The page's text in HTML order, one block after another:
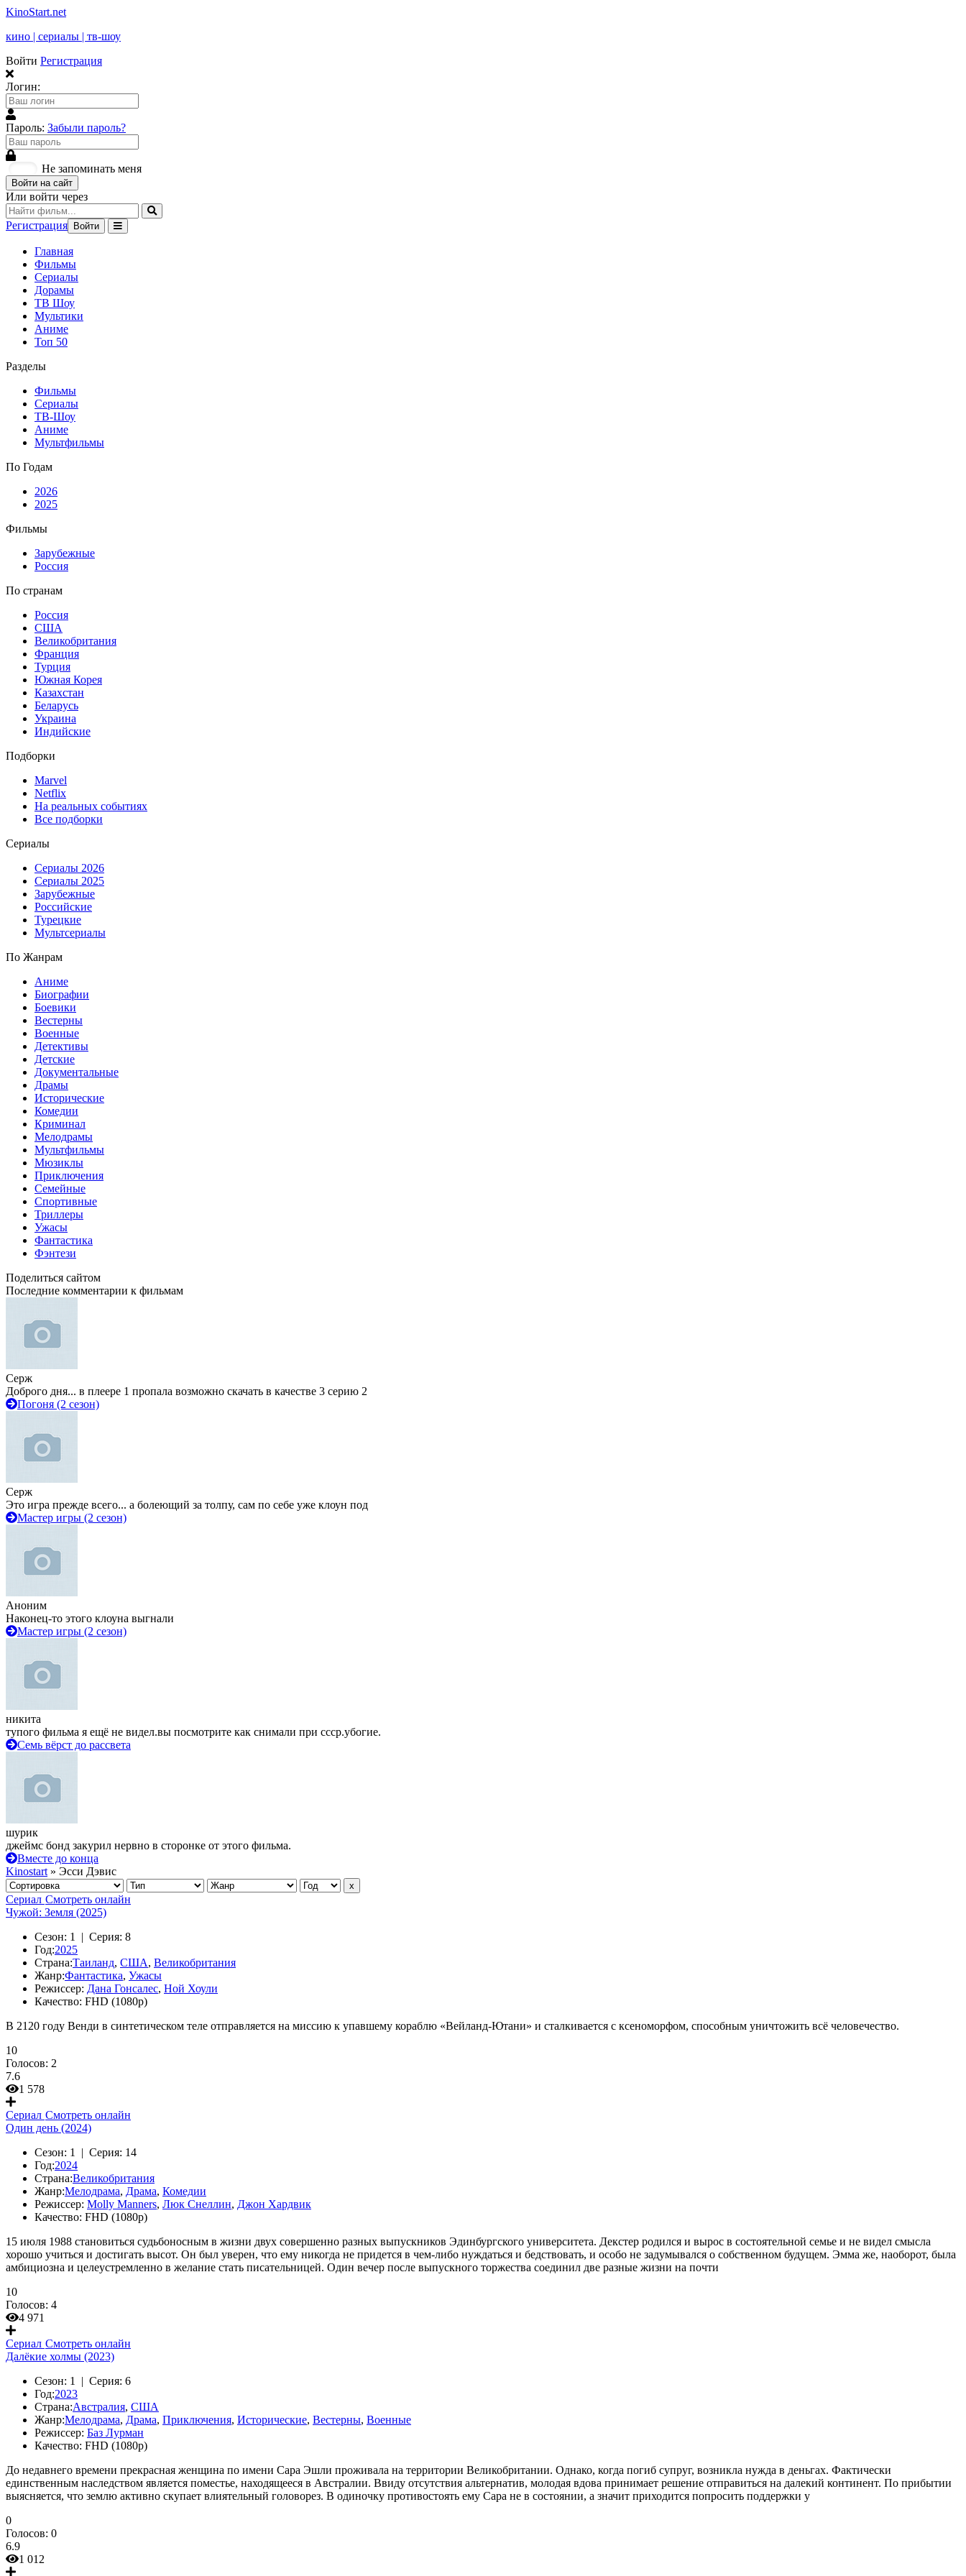
KinoStart.net
кино | сериалы | тв-шоу
Войти Регистрация
Логин:
Пароль: Забыли пароль?
Не запоминать меня
Войти на сайт
Или войти через
Регистрация Войти
Главная
Фильмы
Сериалы
Дорамы
ТВ Шоу
Мультики
Аниме
Топ 50
Разделы
Фильмы
Сериалы
ТВ-Шоу
Аниме
Мультфильмы
По Годам
2026
2025
Фильмы
Зарубежные
Россия
По странам
Россия
США
Великобритания
Франция
Турция
Южная Корея
Казахстан
Беларусь
Украина
Индийские
Подборки
Marvel
Netflix
На реальных событиях
Все подборки
Сериалы
Сериалы 2026
Сериалы 2025
Зарубежные
Российские
Турецкие
Мультсериалы
По Жанрам
Аниме
Биографии
Боевики
Вестерны
Военные
Детективы
Детские
Документальные
Драмы
Исторические
Комедии
Криминал
Мелодрамы
Мультфильмы
Мюзиклы
Приключения
Семейные
Спортивные
Триллеры
Ужасы
Фантастика
Фэнтези
Поделиться сайтом
Последние комментарии к фильмам
Серж
Доброго дня... в плеере 1 пропала возможно скачать в качестве 3 серию 2
Погоня (2 сезон)
Серж
Это игра прежде всего... а болеющий за толпу, сам по себе уже клоун под
Мастер игры (2 сезон)
Аноним
Наконец-то этого клоуна выгнали
Мастер игры (2 сезон)
никита
тупого фильма я ещё не видел.вы посмотрите как снимали при ссср.убогие.
Семь вёрст до рассвета
шурик
джеймс бонд закурил нервно в сторонке от этого фильма.
Вместе до конца
Kinostart » Эсси Дэвис
Сериал Смотреть онлайн
Чужой: Земля (2025)
Сезон: 1 | Серия: 8
Год:2025
Страна:Таиланд, США, Великобритания
Жанр:Фантастика, Ужасы
Режиссер: Дана Гонсалес, Ной Хоули
Качество: FHD (1080p)
В 2120 году Венди в синтетическом теле отправляется на миссию к упавшему кораблю «Вейланд-Ютани» и сталкивается с ксеноморфом, способным уничтожить всё человечество.
10
Голосов: 2
7.6
1 578
Сериал Смотреть онлайн
Один день (2024)
Сезон: 1 | Серия: 14
Год:2024
Страна:Великобритания
Жанр:Мелодрама, Драма, Комедии
Режиссер: Molly Manners, Люк Снеллин, Джон Хардвик
Качество: FHD (1080p)
15 июля 1988 становиться судьбоносным в жизни двух совершенно разных выпускников Эдинбургского университета. Декстер родился и вырос в состоятельной семье и не видел смысла
хорошо учиться и достигать высот. Он был уверен, что ему никогда не придется в чем-либо нуждаться и бедствовать, и особо не задумывался о собственном будущем. Эмма же, наоборот, была
амбициозна и целеустремленно в желание стать писательницей. Один вечер после выпускного торжества соединил две разные жизни на почти
10
Голосов: 4
4 971
Сериал Смотреть онлайн
Далёкие холмы (2023)
Сезон: 1 | Серия: 6
Год:2023
Страна:Австралия, США
Жанр:Мелодрама, Драма, Приключения, Исторические, Вестерны, Военные
Режиссер: Баз Лурман
Качество: FHD (1080p)
До недавнего времени прекрасная женщина по имени Сара Эшли проживала на территории Великобритании. Однако, когда погиб супруг, возникла нужда в деньгах. Фактически
единственным наследством является поместье, находящееся в Австралии. Ввиду отсутствия альтернатив, молодая вдова принимает решение отправиться на далекий континент. По прибытии
выясняется, что землю активно скупает влиятельный головорез. В одиночку противостоять ему Сара не в состоянии, а значит приходится попросить поддержки у
0
Голосов: 0
6.9
1 012